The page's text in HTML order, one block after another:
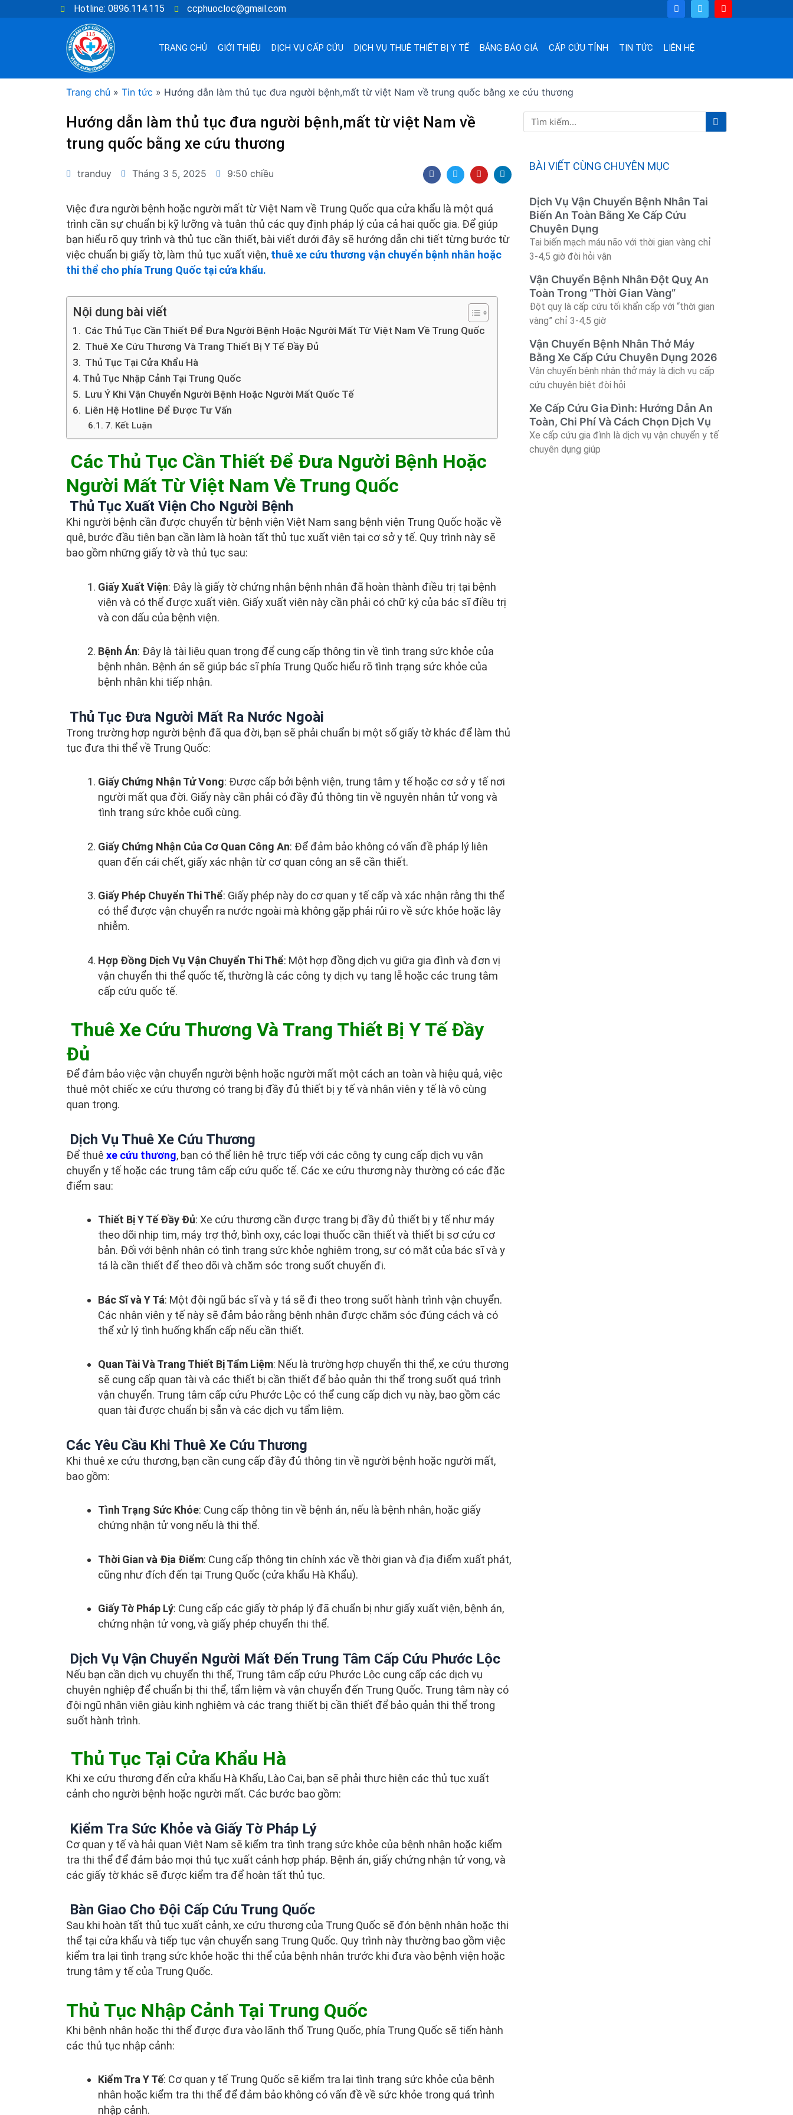
Hotline: 0896.114.115 ccphuocloc@gmail.com F
a
c
o
T
w
i
Y
o
u
TRANG CHỦ GIỚI THIỆU DỊCH VỤ CẤP CỨU DỊCH VỤ THUÊ THIẾT BỊ Y TẾ BẢNG BÁO GIÁ CẤP CỨU TỈNH TIN TỨC LIÊN HỆ
Trang chủ » Tin tức » Hướng dẫn làm thủ tục đưa người bệnh,mất từ việt Nam về trung quốc bằng xe cứu thương
Hướng dẫn làm thủ tục đưa người bệnh,mất từ việt Nam về
trung quốc bằng xe cứu thương
tranduy Tháng 3 5, 2025 9:50 chiều F
a
c
b
o
o
k
T
w
i
t
e
r
Y
o
u
u
b
e
L
i
n
Việc đưa người bệnh hoặc người mất từ Việt Nam về Trung Quốc qua cửa khẩu là một quá
trình cần sự chuẩn bị kỹ lưỡng và tuân thủ các quy định pháp lý của cả hai quốc gia. Để giúp
bạn hiểu rõ quy trình và thủ tục cần thiết, bài viết dưới đây sẽ hướng dẫn chi tiết từng bước từ
việc chuẩn bị giấy tờ, làm thủ tục xuất viện, thuê xe cứu thương vận chuyển bệnh nhân hoặc
thi thể cho phía Trung Quốc tại cửa khẩu.
Nội dung bài viết
Các Thủ Tục Cần Thiết Để Đưa Người Bệnh Hoặc Người Mất Từ Việt Nam Về Trung Quốc
Thuê Xe Cứu Thương Và Trang Thiết Bị Y Tế Đầy Đủ
Thủ Tục Tại Cửa Khẩu Hà
Thủ Tục Nhập Cảnh Tại Trung Quốc
Lưu Ý Khi Vận Chuyển Người Bệnh Hoặc Người Mất Quốc Tế
Liên Hệ Hotline Để Được Tư Vấn
7. Kết Luận
Các Thủ Tục Cần Thiết Để Đưa Người Bệnh Hoặc
Người Mất Từ Việt Nam Về Trung Quốc
Thủ Tục Xuất Viện Cho Người Bệnh
Khi người bệnh cần được chuyển từ bệnh viện Việt Nam sang bệnh viện Trung Quốc hoặc về
quê, bước đầu tiên bạn cần làm là hoàn tất thủ tục xuất viện tại cơ sở y tế. Quy trình này sẽ
bao gồm những giấy tờ và thủ tục sau:
Giấy Xuất Viện: Đây là giấy tờ chứng nhận bệnh nhân đã hoàn thành điều trị tại bệnh
viện và có thể được xuất viện. Giấy xuất viện này cần phải có chữ ký của bác sĩ điều trị
và con dấu của bệnh viện.
Bệnh Án: Đây là tài liệu quan trọng để cung cấp thông tin về tình trạng sức khỏe của
bệnh nhân. Bệnh án sẽ giúp bác sĩ phía Trung Quốc hiểu rõ tình trạng sức khỏe của
bệnh nhân khi tiếp nhận.
Thủ Tục Đưa Người Mất Ra Nước Ngoài
Trong trường hợp người bệnh đã qua đời, bạn sẽ phải chuẩn bị một số giấy tờ khác để làm thủ
tục đưa thi thể về Trung Quốc:
Giấy Chứng Nhận Tử Vong: Được cấp bởi bệnh viện, trung tâm y tế hoặc cơ sở y tế nơi
người mất qua đời. Giấy này cần phải có đầy đủ thông tin về nguyên nhân tử vong và
tình trạng sức khỏe cuối cùng.
Giấy Chứng Nhận Của Cơ Quan Công An: Để đảm bảo không có vấn đề pháp lý liên
quan đến cái chết, giấy xác nhận từ cơ quan công an sẽ cần thiết.
Giấy Phép Chuyển Thi Thể: Giấy phép này do cơ quan y tế cấp và xác nhận rằng thi thể
có thể được vận chuyển ra nước ngoài mà không gặp phải rủi ro về sức khỏe hoặc lây
nhiễm.
Hợp Đồng Dịch Vụ Vận Chuyển Thi Thể: Một hợp đồng dịch vụ giữa gia đình và đơn vị
vận chuyển thi thể quốc tế, thường là các công ty dịch vụ tang lễ hoặc các trung tâm
cấp cứu quốc tế.
Thuê Xe Cứu Thương Và Trang Thiết Bị Y Tế Đầy
Đủ
Để đảm bảo việc vận chuyển người bệnh hoặc người mất một cách an toàn và hiệu quả, việc
thuê một chiếc xe cứu thương có trang bị đầy đủ thiết bị y tế và nhân viên y tế là vô cùng
quan trọng.
Dịch Vụ Thuê Xe Cứu Thương
Để thuê xe cứu thương, bạn có thể liên hệ trực tiếp với các công ty cung cấp dịch vụ vận
chuyển y tế hoặc các trung tâm cấp cứu quốc tế. Các xe cứu thương này thường có các đặc
điểm sau:
Thiết Bị Y Tế Đầy Đủ: Xe cứu thương cần được trang bị đầy đủ thiết bị y tế như máy
theo dõi nhịp tim, máy trợ thở, bình oxy, các loại thuốc cần thiết và thiết bị sơ cứu cơ
bản. Đối với bệnh nhân có tình trạng sức khỏe nghiêm trọng, sự có mặt của bác sĩ và y
tá là cần thiết để theo dõi và chăm sóc trong suốt chuyến đi.
Bác Sĩ và Y Tá: Một đội ngũ bác sĩ và y tá sẽ đi theo trong suốt hành trình vận chuyển.
Các nhân viên y tế này sẽ đảm bảo rằng bệnh nhân được chăm sóc đúng cách và có
thể xử lý tình huống khẩn cấp nếu cần thiết.
Quan Tài Và Trang Thiết Bị Tẩm Liệm: Nếu là trường hợp chuyển thi thể, xe cứu thương
sẽ cung cấp quan tài và các thiết bị cần thiết để bảo quản thi thể trong suốt quá trình
vận chuyển. Trung tâm cấp cứu Phước Lộc có thể cung cấp dịch vụ này, bao gồm các
quan tài được chuẩn bị sẵn và các dịch vụ tẩm liệm.
Các Yêu Cầu Khi Thuê Xe Cứu Thương
Khi thuê xe cứu thương, bạn cần cung cấp đầy đủ thông tin về người bệnh hoặc người mất,
bao gồm:
Tình Trạng Sức Khỏe: Cung cấp thông tin về bệnh án, nếu là bệnh nhân, hoặc giấy
chứng nhận tử vong nếu là thi thể.
Thời Gian và Địa Điểm: Cung cấp thông tin chính xác về thời gian và địa điểm xuất phát,
cũng như đích đến tại Trung Quốc (cửa khẩu Hà Khẩu).
Giấy Tờ Pháp Lý: Cung cấp các giấy tờ pháp lý đã chuẩn bị như giấy xuất viện, bệnh án,
chứng nhận tử vong, và giấy phép chuyển thi thể.
Dịch Vụ Vận Chuyển Người Mất Đến Trung Tâm Cấp Cứu Phước Lộc
Nếu bạn cần dịch vụ chuyển thi thể, Trung tâm cấp cứu Phước Lộc cung cấp các dịch vụ
chuyên nghiệp để chuẩn bị thi thể, tẩm liệm và vận chuyển đến Trung Quốc. Trung tâm này có
đội ngũ nhân viên giàu kinh nghiệm và các trang thiết bị cần thiết để bảo quản thi thể trong
suốt hành trình.
Thủ Tục Tại Cửa Khẩu Hà
Khi xe cứu thương đến cửa khẩu Hà Khẩu, Lào Cai, bạn sẽ phải thực hiện các thủ tục xuất
cảnh cho người bệnh hoặc người mất. Các bước bao gồm:
Kiểm Tra Sức Khỏe và Giấy Tờ Pháp Lý
Cơ quan y tế và hải quan Việt Nam sẽ kiểm tra tình trạng sức khỏe của bệnh nhân hoặc kiểm
tra thi thể để đảm bảo mọi thủ tục xuất cảnh hợp pháp. Bệnh án, giấy chứng nhận tử vong, và
các giấy tờ khác sẽ được kiểm tra để hoàn tất thủ tục.
Bàn Giao Cho Đội Cấp Cứu Trung Quốc
Sau khi hoàn tất thủ tục xuất cảnh, xe cứu thương của Trung Quốc sẽ đón bệnh nhân hoặc thi
thể tại cửa khẩu và tiếp tục vận chuyển sang Trung Quốc. Quy trình này thường bao gồm việc
kiểm tra lại tình trạng sức khỏe hoặc thi thể của bệnh nhân trước khi đưa vào bệnh viện hoặc
trung tâm y tế của Trung Quốc.
Thủ Tục Nhập Cảnh Tại Trung Quốc
Khi bệnh nhân hoặc thi thể được đưa vào lãnh thổ Trung Quốc, phía Trung Quốc sẽ tiến hành
các thủ tục nhập cảnh:
Kiểm Tra Y Tế: Cơ quan y tế Trung Quốc sẽ kiểm tra lại tình trạng sức khỏe của bệnh
nhân hoặc kiểm tra thi thể để đảm bảo không có vấn đề về sức khỏe trong quá trình
nhập cảnh.
Tìm
kiếm
Tìm
BÀI VIẾT CÙNG CHUYÊN MỤC
Dịch Vụ Vận Chuyển Bệnh Nhân Tai
Biến An Toàn Bằng Xe Cấp Cứu
Chuyên Dụng
Tai biến mạch máu não với thời gian vàng chỉ
3-4,5 giờ đòi hỏi vận
Vận Chuyển Bệnh Nhân Đột Quỵ An
Toàn Trong “Thời Gian Vàng”
Đột quỵ là cấp cứu tối khẩn cấp với “thời gian
vàng” chỉ 3-4,5 giờ
Vận Chuyển Bệnh Nhân Thở Máy
Bằng Xe Cấp Cứu Chuyên Dụng 2026
Vận chuyển bệnh nhân thở máy là dịch vụ cấp
cứu chuyên biệt đòi hỏi
Xe Cấp Cứu Gia Đình: Hướng Dẫn An
Toàn, Chi Phí Và Cách Chọn Dịch Vụ
Xe cấp cứu gia đình là dịch vụ vận chuyển y tế
chuyên dụng giúp